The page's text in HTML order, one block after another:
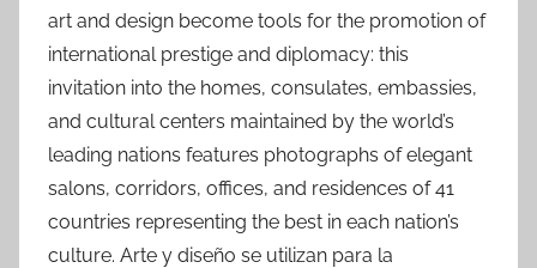
art and design become tools for the promotion of
international prestige and diplomacy: this
invitation into the homes, consulates, embassies,
and cultural centers maintained by the world’s
leading nations features photographs of elegant
salons, corridors, offices, and residences of 41
countries representing the best in each nation’s
culture. Arte y diseño se utilizan para la